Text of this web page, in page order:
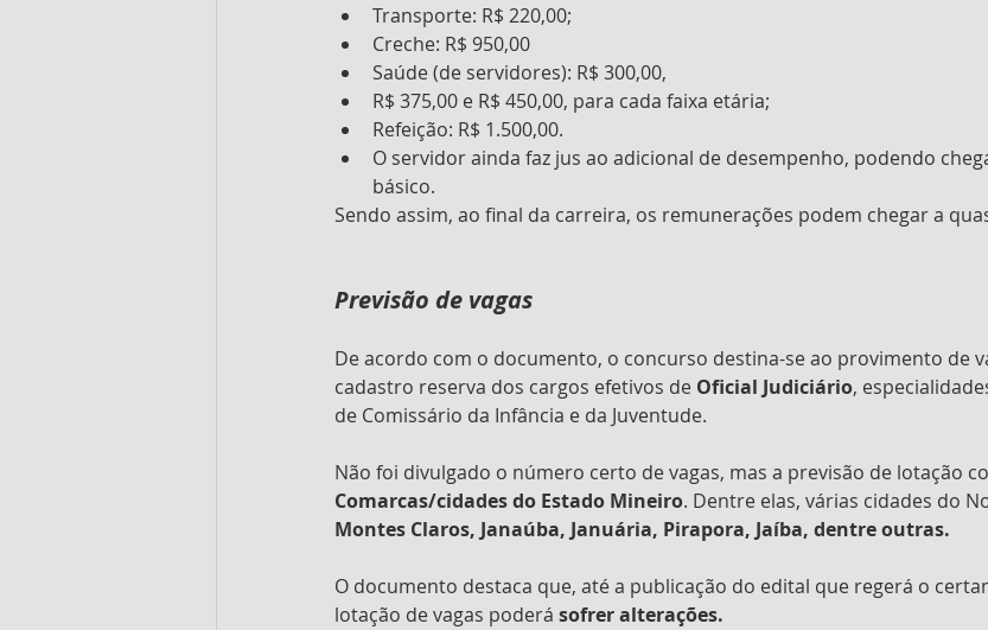
Transporte: R$ 220,00;
Creche: R$ 950,00
Saúde (de servidores): R$ 300,00,
R$ 375,00 e R$ 450,00, para cada faixa etária;
Refeição: R$ 1.500,00.
O servidor ainda faz jus ao adicional de desempenho, podendo
básico.
Sendo assim, ao final da carreira, os remunerações podem chegar a
Previsão de vagas
De acordo com o documento, o concurso destina-se ao provimento de
cadastro reserva dos cargos efetivos de Oficial Judiciário,
de Comissário da Infância e da Juventude.
Não foi divulgado o número certo de vagas, mas a previsão de lotação
Comarcas/cidades do Estado Mineiro. Dentre elas, várias cidades do
Montes Claros, Janaúba, Januária, Pirapora, Jaíba, dentre outras.
O documento destaca que, até a publicação do edital que regerá o
lotação de vagas poderá sofrer alterações.